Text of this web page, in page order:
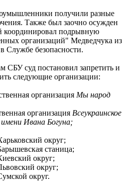
получили разные
Также был заочно осужден
координировал подрывную
организаций" Медведчука из
Службе безопасности.
СБУ суд постановил запретить и
следующие организации:
организация Мы народ
организация Всеукраинское
Ивана Богуна;
округ;
станица;
округ;
округ;
округ.